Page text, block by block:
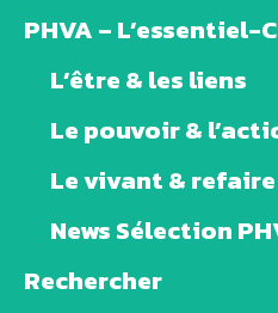
PHVA – L’essentiel-
L’être & les liens
Le pouvoir &
Le vivant &
News Sélection
Rechercher